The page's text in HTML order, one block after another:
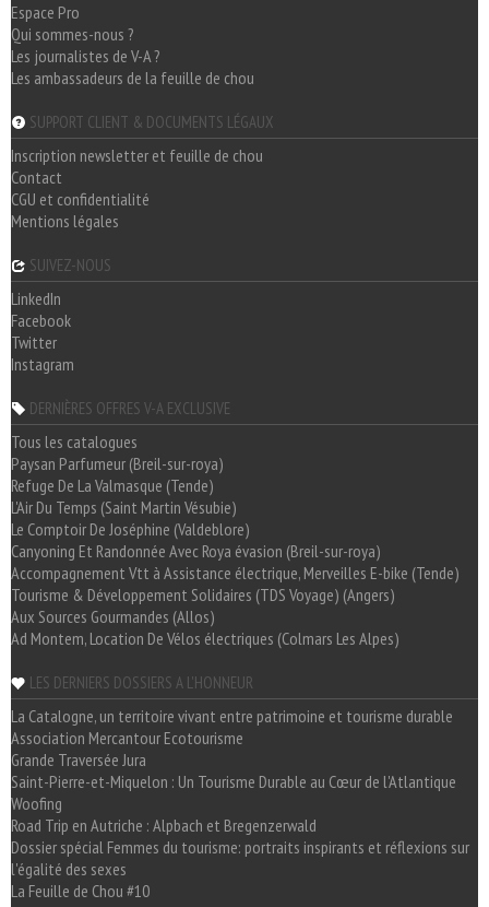
Espace Pro
Qui sommes-nous ?
Les journalistes de V-A ?
Les ambassadeurs de la feuille de chou
SUPPORT CLIENT & DOCUMENTS LÉGAUX
Inscription newsletter et feuille de chou
Contact
CGU et confidentialité
Mentions légales
SUIVEZ-NOUS
LinkedIn
Facebook
Twitter
Instagram
DERNIÈRES OFFRES V-A EXCLUSIVE
Tous les catalogues
Paysan Parfumeur (Breil-sur-roya)
Refuge De La Valmasque (Tende)
L'Air Du Temps (Saint Martin Vésubie)
Le Comptoir De Joséphine (Valdeblore)
Canyoning Et Randonnée Avec Roya évasion (Breil-sur-roya)
Accompagnement Vtt à Assistance électrique, Merveilles E-bike (Tende)
Tourisme & Développement Solidaires (TDS Voyage) (Angers)
Aux Sources Gourmandes (Allos)
Ad Montem, Location De Vélos électriques (Colmars Les Alpes)
LES DERNIERS DOSSIERS A L'HONNEUR
La Catalogne, un territoire vivant entre patrimoine et tourisme durable
Association Mercantour Ecotourisme
Grande Traversée Jura
Saint-Pierre-et-Miquelon : Un Tourisme Durable au Cœur de l'Atlantique
Woofing
Road Trip en Autriche : Alpbach et Bregenzerwald
Dossier spécial Femmes du tourisme: portraits inspirants et réflexions sur
l'égalité des sexes
La Feuille de Chou #10